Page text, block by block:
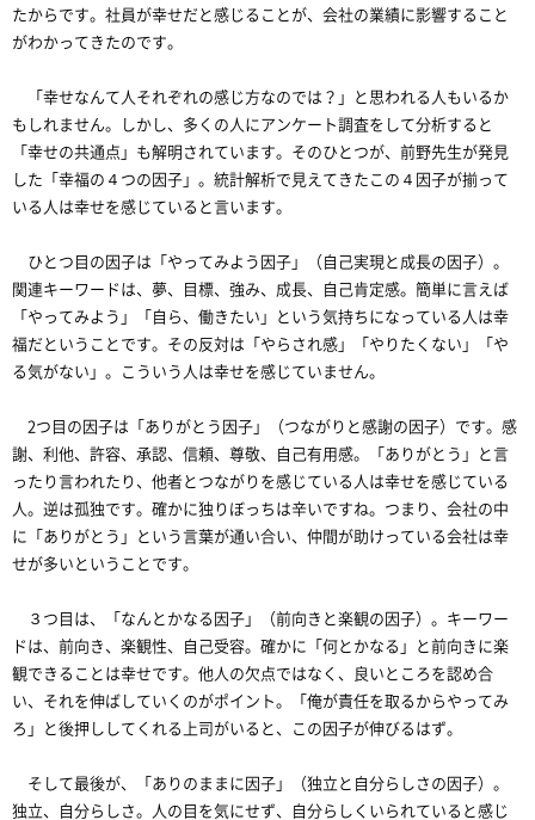
たからです。社員が幸せだと感じることが、会社の業績に影響すること
がわかってきたのです。
「幸せなんて人それぞれの感じ方なのでは？」と思われる人もいるか
もしれません。しかし、多くの人にアンケート調査をして分析すると
「幸せの共通点」も解明されています。そのひとつが、前野先生が発見
した「幸福の４つの因子」。統計解析で見えてきたこの４因子が揃って
いる人は幸せを感じていると言います。
ひとつ目の因子は「やってみよう因子」（自己実現と成長の因子）。
関連キーワードは、夢、目標、強み、成長、自己肯定感。簡単に言えば
「やってみよう」「自ら、働きたい」という気持ちになっている人は幸
福だということです。その反対は「やらされ感」「やりたくない」「や
る気がない」。こういう人は幸せを感じていません。
2つ目の因子は「ありがとう因子」（つながりと感謝の因子）です。感
謝、利他、許容、承認、信頼、尊敬、自己有用感。「ありがとう」と言
ったり言われたり、他者とつながりを感じている人は幸せを感じている
人。逆は孤独です。確かに独りぼっちは辛いですね。つまり、会社の中
に「ありがとう」という言葉が通い合い、仲間が助けっている会社は幸
せが多いということです。
３つ目は、「なんとかなる因子」（前向きと楽観の因子）。キーワー
ドは、前向き、楽観性、自己受容。確かに「何とかなる」と前向きに楽
観できることは幸せです。他人の欠点ではなく、良いところを認め合
い、それを伸ばしていくのがポイント。「俺が責任を取るからやってみ
ろ」と後押ししてくれる上司がいると、この因子が伸びるはず。
そして最後が、「ありのままに因子」（独立と自分らしさの因子）。
独立、自分らしさ。人の目を気にせず、自分らしくいられていると感じ